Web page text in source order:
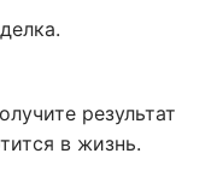
результат
в жизнь.